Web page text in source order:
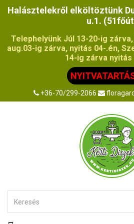
Halásztelekről elköltöztünk
u.1.
Telephelyünk Júl 13-20-ig
aug.03-ig zárva, nyitás 04-.én,
14-ig zárva nyitás
+36-70/299-2066